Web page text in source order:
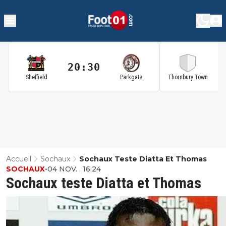
Sheffield
20:30
Parkgate Thornbury Town
Accueil Sochaux Sochaux Teste Diatta Et Thomas
Sochaux teste Diatta et Thomas
SOCHAUX•04 NOV. , 16:24